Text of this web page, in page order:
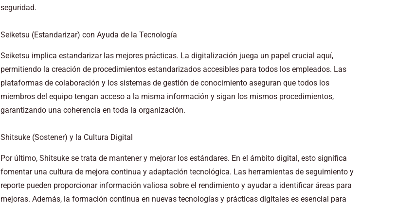
seguridad.
Seiketsu (Estandarizar) con Ayuda de la Tecnología
Seiketsu implica estandarizar las mejores prácticas. La digitalización juega un papel crucial aquí,
permitiendo la creación de procedimientos estandarizados accesibles para todos los empleados. Las
plataformas de colaboración y los sistemas de gestión de conocimiento aseguran que todos los
miembros del equipo tengan acceso a la misma información y sigan los mismos procedimientos,
garantizando una coherencia en toda la organización.
Shitsuke (Sostener) y la Cultura Digital
Por último, Shitsuke se trata de mantener y mejorar los estándares. En el ámbito digital, esto significa
fomentar una cultura de mejora continua y adaptación tecnológica. Las herramientas de seguimiento y
reporte pueden proporcionar información valiosa sobre el rendimiento y ayudar a identificar áreas para
mejoras. Además, la formación continua en nuevas tecnologías y prácticas digitales es esencial para